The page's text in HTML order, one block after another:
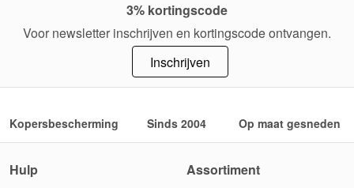
3% kortingscode
Voor newsletter inschrijven en kortingscode ontvangen.
Inschrijven
Kopersbescherming Sinds 2004 Op maat gesneden
Hulp
Assortiment